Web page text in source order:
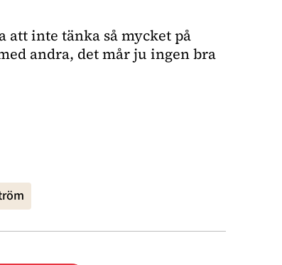
att inte tänka så mycket på
andra, det mår ju ingen bra